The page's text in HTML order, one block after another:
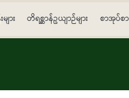
ား တိရစ္ဆာန်ဥယျာဉ်များ စာအုပ်စ